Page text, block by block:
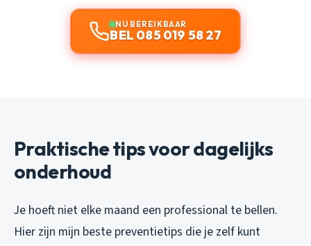
NU BEREIKBAAR
BEL 085 019 58 27
Praktische tips voor dagelijks
onderhoud
Je hoeft niet elke maand een professional te bellen.
Hier zijn mijn beste preventietips die je zelf kunt